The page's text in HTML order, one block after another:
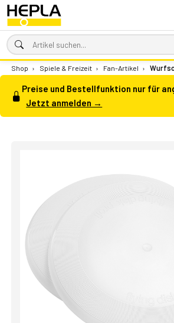
Shop › Spiele & Freizeit › Fan-Artikel ›
Preise und Bestellfunktion nur für
Jetzt anmelden →